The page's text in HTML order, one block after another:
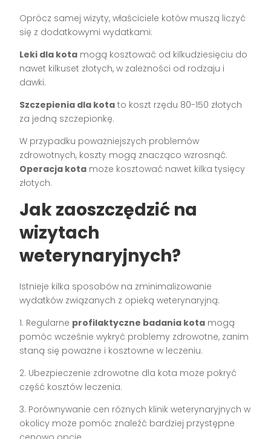
Oprócz samej wizyty, właściciele kotów muszą liczyć
się z dodatkowymi wydatkami:
Leki dla kota mogą kosztować od kilkudziesięciu do
nawet kilkuset złotych, w zależności od rodzaju i
dawki.
Szczepienia dla kota to koszt rzędu 80-150 złotych
za jedną szczepionkę.
W przypadku poważniejszych problemów
zdrowotnych, koszty mogą znacząco wzrosnąć.
Operacja kota może kosztować nawet kilka tysięcy
złotych.
Jak zaoszczędzić na
wizytach
weterynaryjnych?
Istnieje kilka sposobów na zminimalizowanie
wydatków związanych z opieką weterynaryjną:
1. Regularne profilaktyczne badania kota mogą
pomóc wcześnie wykryć problemy zdrowotne, zanim
staną się poważne i kosztowne w leczeniu.
2. Ubezpieczenie zdrowotne dla kota może pokryć
część kosztów leczenia.
3. Porównywanie cen różnych klinik weterynaryjnych w
okolicy może pomóc znaleźć bardziej przystępne